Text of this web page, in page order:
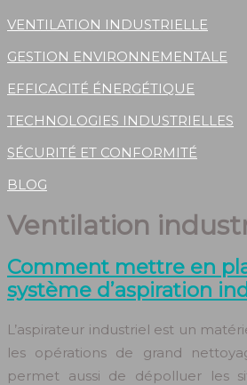
VENTILATION INDUSTRIELLE
GESTION ENVIRONNEMENTALE
EFFICACITÉ ÉNERGÉTIQUE
TECHNOLOGIES INDUSTRIELLES
SÉCURITÉ ET CONFORMITÉ
BLOG
Ventilation
Comment mettre en
système d’aspiration
L’aspirateur industriel est un
les opérations de grand
permet aussi de dépolluer les